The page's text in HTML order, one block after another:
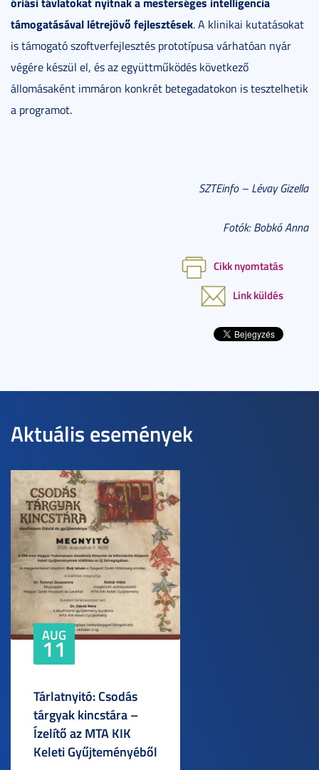
támogatásával létrejövő fejlesztések. A klinikai kutatásokat
is támogató szoftverfejlesztés prototípusa várhatóan nyár
végére készül el, és az együttműködés következő
állomásaként immáron konkrét betegadatokon is tesztelhetik
a programot.
SZTEinfo – Lévay Gizella
Fotók: Bobkó Anna
Cikk nyomtatás
Link küldés
Aktuális események
AUG
11
Tárlatnyitó: Csodás
tárgyak kincstára –
Ízelítő az MTA KIK
Keleti Gyűjteményéből